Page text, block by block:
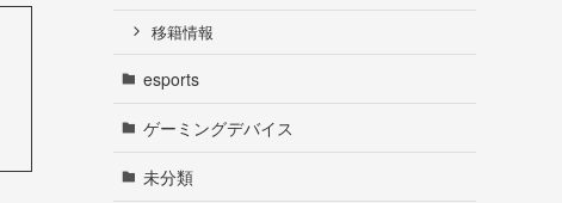
移籍情報
esports
ゲーミングデバイス
未分類